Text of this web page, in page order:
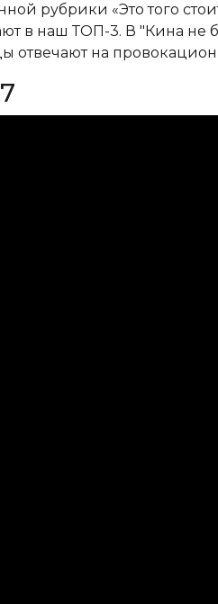
рубрики «Это того
в наш ТОП-3. В "Кина не
отвечают на